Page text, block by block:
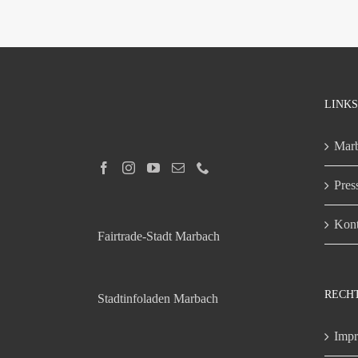
Fairtrade-Stadt Marbach
Stadtinfoladen Marbach
LINKS